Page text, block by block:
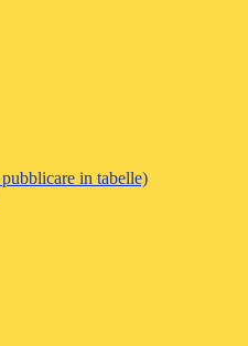
in tabelle)